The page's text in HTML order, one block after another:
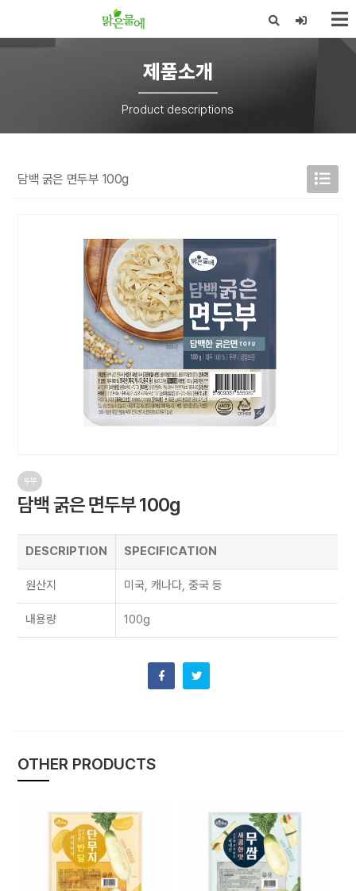
제품소개
Product descriptions
담백 굵은 면두부 100g
두부
담백 굵은 면두부 100g
DESCRIPTION SPECIFICATION
원산지 미국, 캐나다, 중국 등
내용량 100g
OTHER PRODUCTS